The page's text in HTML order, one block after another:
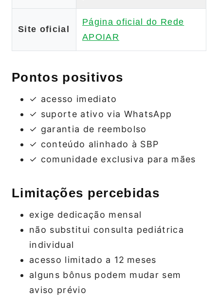
Site oficial
Página oficial do Rede
APOIAR
Pontos positivos
✓ acesso imediato
✓ suporte ativo via WhatsApp
✓ garantia de reembolso
✓ conteúdo alinhado à SBP
✓ comunidade exclusiva para mães
Limitações percebidas
exige dedicação mensal
não substitui consulta pediátrica
individual
acesso limitado a 12 meses
alguns bônus podem mudar sem
aviso prévio